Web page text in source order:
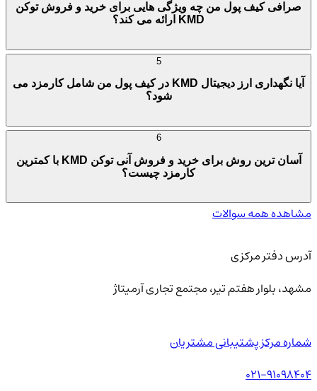
صرافی کیف پول من چه ویژگی هایی برای خرید و فروش توکن
KMD ارائه می کند؟
آیا نگهداری ارز دیجیتال KMD در کیف پول من شامل کارمزد می
شود؟
آسان ترین روش برای خرید و فروش آنی توکن KMD با کمترین
کارمزد چیست؟
مشاهده همه سوالات
آدرس دفتر مرکزی
مشهد، بلوار هفتم تیر، مجتمع تجاری آرمیتاژ
شماره مرکز پشتیبانی مشتریان
021-91098404